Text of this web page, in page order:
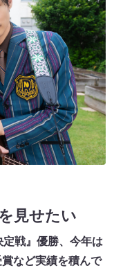
見せたい
戦』優勝、今年は
など実績を積んで